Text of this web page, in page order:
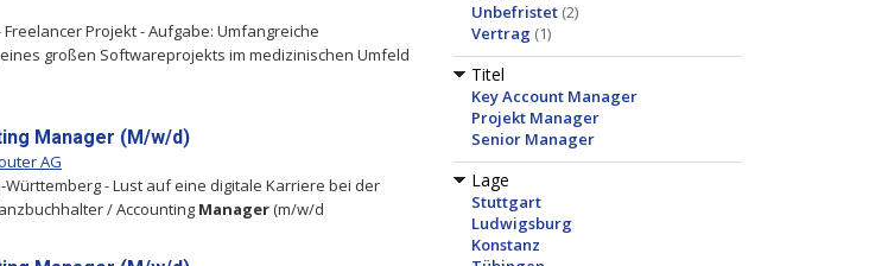
Unbefristet (2)
Vertrag (1)
Titel
Key Account Manager
Projekt Manager
Senior Manager
Lage
Stuttgart
Ludwigsburg
Konstanz
Projekt - Aufgabe: Umfangreiche
großen Softwareprojekts im medizinischen Umfeld
Manager (M/w/d)
AG
Württemberg - Lust auf eine digitale Karriere bei der
/ Accounting Manager(m/w/d